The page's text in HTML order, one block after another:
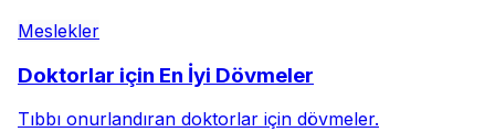
Meslekler
Doktorlar için En İyi Dövmeler
Tıbbı onurlandıran doktorlar için dövmeler.